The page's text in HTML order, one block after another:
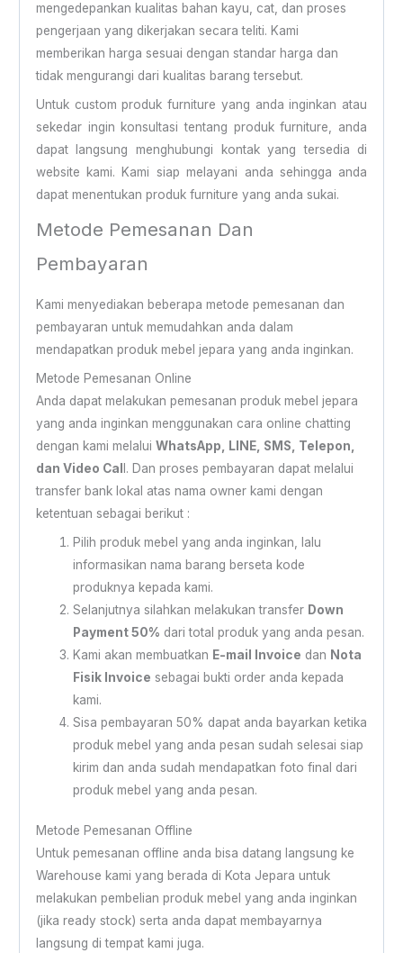
mengedepankan kualitas bahan kayu, cat, dan proses
pengerjaan yang dikerjakan secara teliti. Kami
memberikan harga sesuai dengan standar harga dan
tidak mengurangi dari kualitas barang tersebut.
Untuk custom produk furniture yang anda inginkan atau
sekedar ingin konsultasi tentang produk furniture, anda
dapat langsung menghubungi kontak yang tersedia di
website kami. Kami siap melayani anda sehingga anda
dapat menentukan produk furniture yang anda sukai.
Metode Pemesanan Dan
Pembayaran
Kami menyediakan beberapa metode pemesanan dan
pembayaran untuk memudahkan anda dalam
mendapatkan produk mebel jepara yang anda inginkan.
Metode Pemesanan Online
Anda dapat melakukan pemesanan produk mebel jepara
yang anda inginkan menggunakan cara online chatting
dengan kami melalui WhatsApp, LINE, SMS, Telepon,
dan Video Cal l. Dan proses pembayaran dapat melalui
transfer bank lokal atas nama owner kami dengan
ketentuan sebagai berikut :
Pilih produk mebel yang anda inginkan, lalu
informasikan nama barang berseta kode
produknya kepada kami.
Selanjutnya silahkan melakukan transfer Down
Payment 50% dari total produk yang anda pesan.
Kami akan membuatkan E-mail Invoice dan Nota
Fisik Invoice sebagai bukti order anda kepada
kami.
Sisa pembayaran 50% dapat anda bayarkan ketika
produk mebel yang anda pesan sudah selesai siap
kirim dan anda sudah mendapatkan foto final dari
produk mebel yang anda pesan.
Metode Pemesanan Offline
Untuk pemesanan offline anda bisa datang langsung ke
Warehouse kami yang berada di Kota Jepara untuk
melakukan pembelian produk mebel yang anda inginkan
(jika ready stock) serta anda dapat membayarnya
langsung di tempat kami juga.